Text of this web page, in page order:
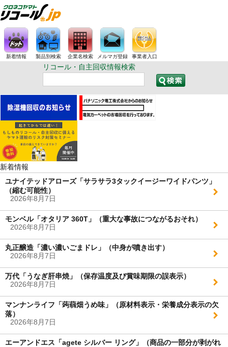
新着情報 製品別検索 企業名検索 メルマガ登録 事業者入口
リコール・自主回収情報検索
新着情報
2026年8月7日
ユナイテッドアローズ「サラサラ3タックイージーワイドパンツ」
（縮む可能性）
2026年8月7日
モンベル「オタリア 360T」（重大な事故につながるおそれ）
2026年8月7日
丸正醸造「濃い濃いごまドレ」（中身が噴き出す）
2026年8月7日
万代「うなぎ肝串焼」（保存温度及び賞味期限の誤表示）
2026年8月7日
マンナンライフ「蒟蒻畑うめ味」（原材料表示・栄養成分表示の欠
落）
エーアンドエス「agete シルバー リング」（商品の一部分が剥がれ